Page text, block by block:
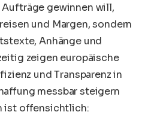
gewinnen will,
und Margen, sondern
Anhänge und
zeigen europäische
und Transparenz in
messbar steigern
ist offensichtlich: